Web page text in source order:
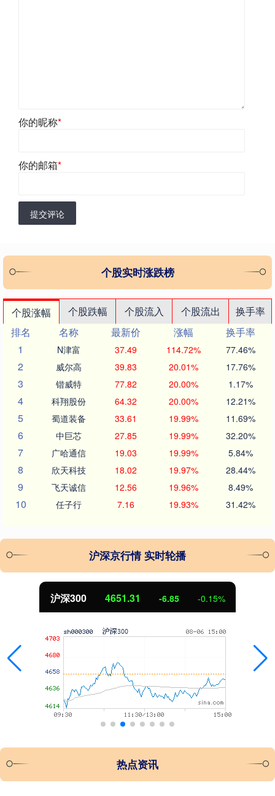
你的昵称*
你的邮箱*
提交评论
个股实时涨跌榜
个股涨幅 个股跌幅 个股流入 个股流出
换手率
排名
名称 最新价 涨幅
换手率
1
N津富 37.49 114.72% 77.46%
2 威尔高 39.83 20.01% 17.76%
3 锴威特 77.82 20.00% 1.17%
4 科翔股份 64.32 20.00% 12.21%
5 蜀道装备 33.61 19.99% 11.69%
6 中巨芯 27.85 19.99% 32.20%
7 广哈通信 19.03 19.99% 5.84%
8 欣天科技 18.02 19.97% 28.44%
9 飞天诚信 12.56 19.96% 8.49%
10 任子行 7.16 19.93% 31.42%
沪深京行情 实时轮播
沪深300 4651.31 -6.85 -0.15%
热点资讯